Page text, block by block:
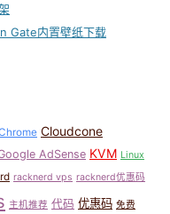
Gate内置壁纸下载
Cloudcone
AdSense KVM Linux
racknerd vps racknerd优惠码
主机推荐 代码 优惠码 免费